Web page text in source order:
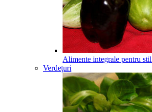
Alimente integrale pentru
Verdețuri